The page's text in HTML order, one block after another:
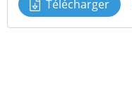
Télécharger